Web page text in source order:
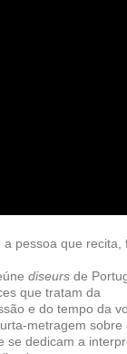
pessoa que recita,
diseurs de
que tratam da
e do tempo da
metragem sobre
se dedicam a